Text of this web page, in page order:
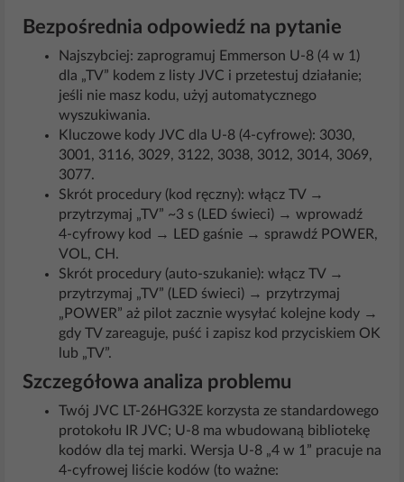
Bezpośrednia odpowiedź na pytanie
Najszybciej: zaprogramuj Emmerson U‑8 (4 w 1)
dla „TV” kodem z listy JVC i przetestuj działanie;
jeśli nie masz kodu, użyj automatycznego
wyszukiwania.
Kluczowe kody JVC dla U‑8 (4‑cyfrowe): 3030,
3001, 3116, 3029, 3122, 3038, 3012, 3014, 3069,
3077.
Skrót procedury (kod ręczny): włącz TV →
przytrzymaj „TV” ~3 s (LED świeci) → wprowadź
4‑cyfrowy kod → LED gaśnie → sprawdź POWER,
VOL, CH.
Skrót procedury (auto‑szukanie): włącz TV →
przytrzymaj „TV” (LED świeci) → przytrzymaj
„POWER” aż pilot zacznie wysyłać kolejne kody →
gdy TV zareaguje, puść i zapisz kod przyciskiem OK
lub „TV”.
Szczegółowa analiza problemu
Twój JVC LT‑26HG32E korzysta ze standardowego
protokołu IR JVC; U‑8 ma wbudowaną bibliotekę
kodów dla tej marki. Wersja U‑8 „4 w 1” pracuje na
4‑cyfrowej liście kodów (to ważne: